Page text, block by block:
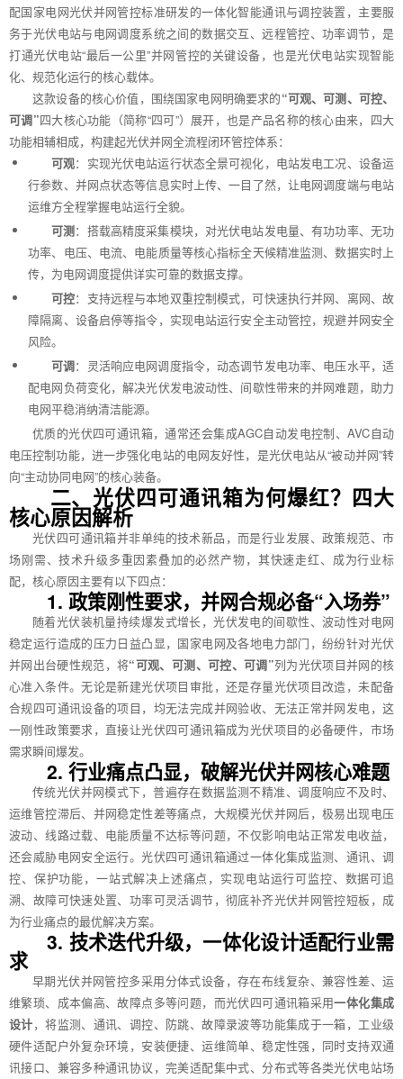
配国家电网光伏并网管控标准研发的一体化智能通讯与调控装置，主要服
务于光伏电站与电网调度系统之间的数据交互、远程管控、功率调节，是
打通光伏电站“最后一公里”并网管控的关键设备，也是光伏电站实现智能
化、规范化运行的核心载体。
这款设备的核心价值，围绕国家电网明确要求的“可观、可测、可控、
可调”四大核心功能（简称“四可”）展开，也是产品名称的核心由来，四大
功能相辅相成，构建起光伏并网全流程闭环管控体系：
可观：实现光伏电站运行状态全景可视化，电站发电工况、设备运
行参数、并网点状态等信息实时上传、一目了然，让电网调度端与电站
运维方全程掌握电站运行全貌。
可测：搭载高精度采集模块，对光伏电站发电量、有功功率、无功
功率、电压、电流、电能质量等核心指标全天候精准监测、数据实时上
传，为电网调度提供详实可靠的数据支撑。
可控：支持远程与本地双重控制模式，可快速执行并网、离网、故
障隔离、设备启停等指令，实现电站运行安全主动管控，规避并网安全
风险。
可调：灵活响应电网调度指令，动态调节发电功率、电压水平，适
配电网负荷变化，解决光伏发电波动性、间歇性带来的并网难题，助力
电网平稳消纳清洁能源。
优质的光伏四可通讯箱，通常还会集成AGC自动发电控制、AVC自动
电压控制功能，进一步强化电站的电网友好性，是光伏电站从“被动并网”转
向“主动协同电网”的核心装备。
二、光伏四可通讯箱为何爆红？四大
核心原因解析
光伏四可通讯箱并非单纯的技术新品，而是行业发展、政策规范、市
场刚需、技术升级多重因素叠加的必然产物，其快速走红、成为行业标
配，核心原因主要有以下四点：
1. 政策刚性要求，并网合规必备“入场券”
随着光伏装机量持续爆发式增长，光伏发电的间歇性、波动性对电网
稳定运行造成的压力日益凸显，国家电网及各地电力部门，纷纷针对光伏
并网出台硬性规范，将“可观、可测、可控、可调”列为光伏项目并网的核
心准入条件。无论是新建光伏项目审批，还是存量光伏项目改造，未配备
合规四可通讯设备的项目，均无法完成并网验收、无法正常并网发电，这
一刚性政策要求，直接让光伏四可通讯箱成为光伏项目的必备硬件，市场
需求瞬间爆发。
2. 行业痛点凸显，破解光伏并网核心难题
传统光伏并网模式下，普遍存在数据监测不精准、调度响应不及时、
运维管控滞后、并网稳定性差等痛点，大规模光伏并网后，极易出现电压
波动、线路过载、电能质量不达标等问题，不仅影响电站正常发电收益，
还会威胁电网安全运行。光伏四可通讯箱通过一体化集成监测、通讯、调
控、保护功能，一站式解决上述痛点，实现电站运行可监控、数据可追
溯、故障可快速处置、功率可灵活调节，彻底补齐光伏并网管控短板，成
为行业痛点的最优解决方案。
3. 技术迭代升级，一体化设计适配行业需
求
早期光伏并网管控多采用分体式设备，存在布线复杂、兼容性差、运
维繁琐、成本偏高、故障点多等问题，而光伏四可通讯箱采用一体化集成
设计，将监测、通讯、调控、防跳、故障录波等功能集成于一箱，工业级
硬件适配户外复杂环境，安装便捷、运维简单、稳定性强，同时支持双通
讯接口、兼容多种通讯协议，完美适配集中式、分布式等各类光伏电站场